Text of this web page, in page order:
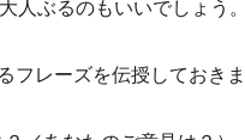
ぶるのもいいでしょう。
フレーズを伝授しておきま